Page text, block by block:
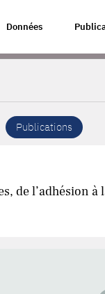
Données
Publications
de l’adhésion